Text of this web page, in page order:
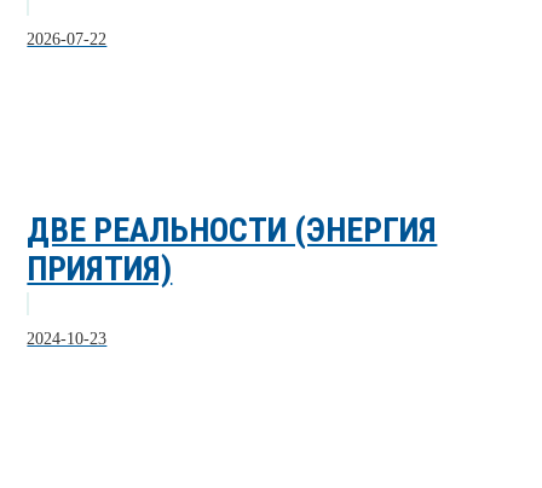
2026-07-22
ДВЕ РЕАЛЬНОСТИ (ЭНЕРГИЯ
ПРИЯТИЯ)
2024-10-23